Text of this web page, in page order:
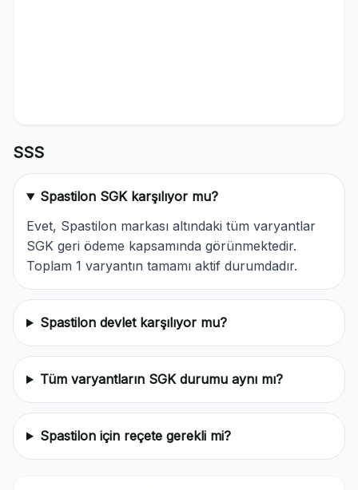
SSS
Spastilon SGK karşılıyor mu?
Evet, Spastilon markası altındaki tüm varyantlar
SGK geri ödeme kapsamında görünmektedir.
Toplam 1 varyantın tamamı aktif durumdadır.
Spastilon devlet karşılıyor mu?
Tüm varyantların SGK durumu aynı mı?
Spastilon için reçete gerekli mi?